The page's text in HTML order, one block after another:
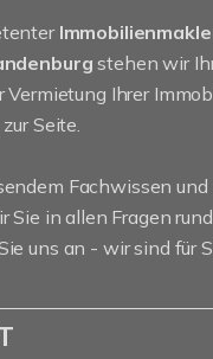
stehen wir
Vermietung Ihrer
Seite.
Fachwissen
Sie in allen Fragen
uns an - wir sind für